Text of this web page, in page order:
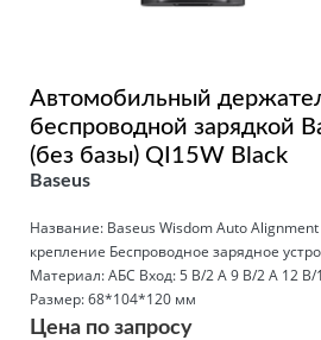
Автомобильный
беспроводной зарядкой
(без базы) QI15W Black
Baseus
Название: Baseus Wisdom Auto
крепление Беспроводное зарядное
Материал: АБС Вход: 5 В/2 А 9 В/2 А 12 В/
Размер: 68*104*120 мм
Цена по запросу